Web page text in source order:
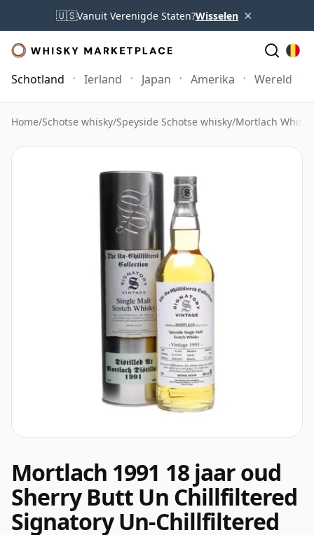
🇺🇸Vanuit Verenigde Staten?Wisselen ×
Schotland Ierland Japan Amerika Wereld
Home/Schotse whisky/Speyside Schotse whisky/Mortlach Whisky
Mortlach 1991 18 jaar oud
Sherry Butt Un Chillfiltered
Signatory Un-Chillfiltered